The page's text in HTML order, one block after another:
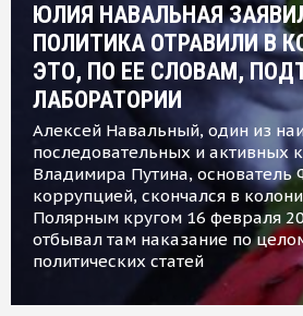
ЮЛИЯ НАВАЛЬНАЯ
ПОЛИТИКА ОТРАВИЛИ В
ЭТО, ПО ЕЕ СЛОВАМ,
ЛАБОРАТОРИИ
Алексей Навальный, один из
последовательных и активных
Владимира Путина,
коррупцией, скончался в
Полярным кругом 16 февраля
отбывал там наказание по
политических статей